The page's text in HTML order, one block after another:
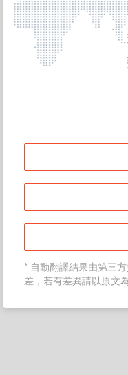
* 自動翻譯結果由第三
差，若有差異請以原文為